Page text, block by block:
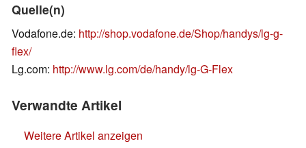
Quelle(n)
Vodafone.de: http://shop.vodafone.de/Shop/handys/lg-g-
flex/
Lg.com: http://www.lg.com/de/handy/lg-G-Flex
Verwandte Artikel
Weitere Artikel anzeigen